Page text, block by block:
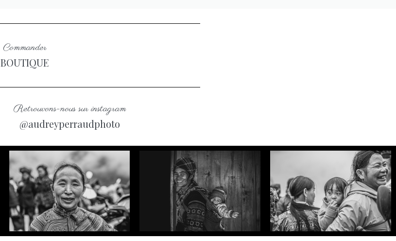
Commander
BOUTIQUE
Retrouvons-nous sur instagram
@audreyperraudphoto